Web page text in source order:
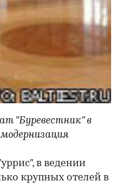
"Буревестник" в
в ведении
крупных отелей в